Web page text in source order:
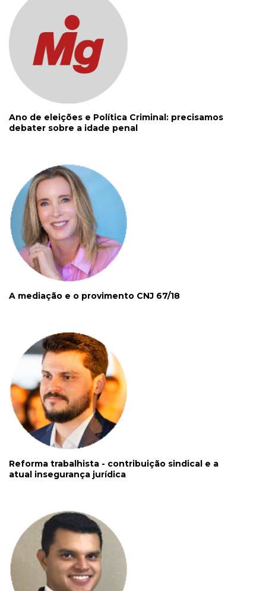
Ano de eleições e Política Criminal: precisamos
debater sobre a idade penal
A mediação e o provimento CNJ 67/18
Reforma trabalhista - contribuição sindical e a
atual insegurança jurídica